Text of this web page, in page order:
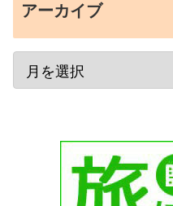
アーカイブ